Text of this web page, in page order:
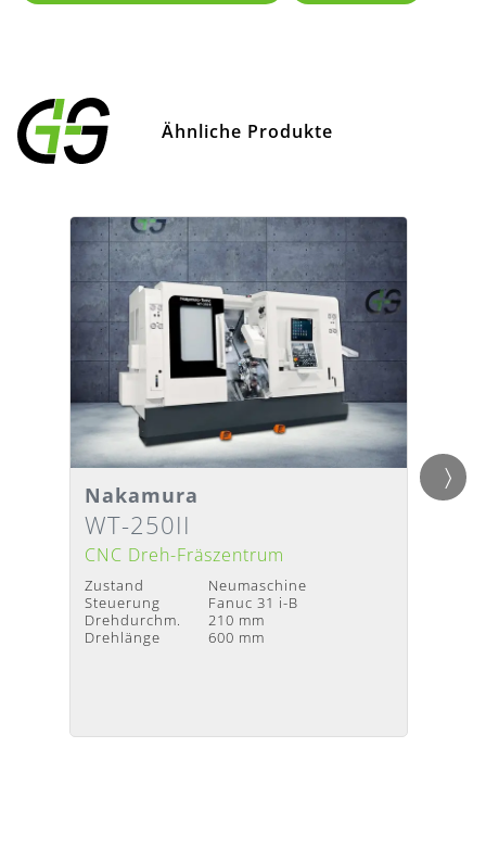
Ähnliche Produkte
Detailansicht
Lieferzeit: Nach Absprache
Nakamura
WT-250II
CNC Dreh-Fräszentrum
Zustand
Neumaschine
Steuerung
Fanuc 31 i-B
Drehdurchm.
210 mm
Drehlänge
600 mm